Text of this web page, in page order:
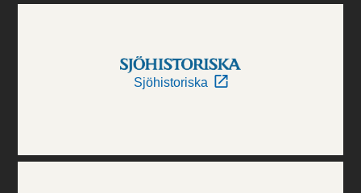
Sjöhistoriska